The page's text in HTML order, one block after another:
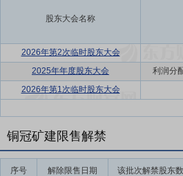
股东大会名称
2026年第2次临时股东大会
2025年年度股东大会
利润分
2026年第1次临时股东大会
铜冠矿建限售解禁
序号 解除限售日期 该批次解禁股东数